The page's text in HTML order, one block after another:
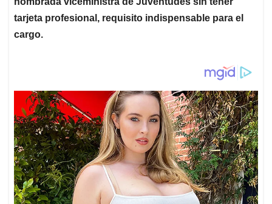
tarjeta profesional, requisito indispensable para el
cargo.